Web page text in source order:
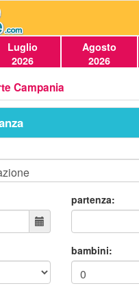
Luglio
2026
Agosto
2026
Campania
partenza:
bambini: